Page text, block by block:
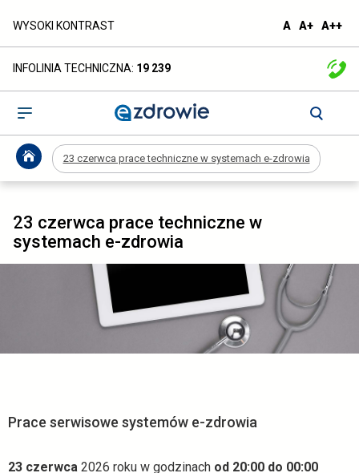
23
czerwca
prace
techniczne
w
systemach
e-
zdrowia
-
ezdrowie.gov.pl
WYSOKI KONTRAST A domyślna
A+większa
A++
INFOLINIA TECHNICZNA: 19 239
Otwórz
23 czerwca prace techniczne w systemach e-zdrowia
23 czerwca prace techniczne w
systemach e-zdrowia
Prace serwisowe systemów e-zdrowia
23 czerwca 2026 roku w godzinach od 20:00 do 00:00